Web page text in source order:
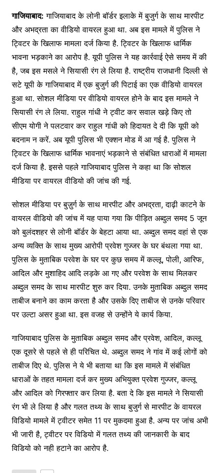
गाजियाबाद: गाजियाबाद के लोनी बॉर्डर इलाके में बुजुर्ग के साथ मारपीट
और अभद्रता का वीडियो वायरल हुआ था. अब इस मामले में पुलिस ने
ट्विटर के खिलाफ मामला दर्ज किया है. ट्विटर के खिलाफ धार्मिक
भावना भड़काने का आरोप है. यूपी पुलिस ने यह कार्रवाई ऐसे समय में की
है, जब इस मसले ने सियासी रंग ले लिया है. राष्ट्रीय राजधानी दिल्ली से
सटे यूपी के गाजियाबाद में एक बुजुर्ग की पिटाई का एक वीडियो वायरल
हुआ था. सोशल मीडिया पर वीडियो वायरल होने के बाद इस मामले ने
सियासी रंग ले लिया. राहुल गांधी ने ट्वीट कर सवाल खड़े किए तो
सीएम योगी ने पलटवार कर राहुल गांधी को हिदायत दे दी कि यूपी को
बदनाम न करें. अब यूपी पुलिस भी एक्शन मोड में आ गई है. पुलिस ने
ट्विटर के खिलाफ धार्मिक भावनाएं भड़काने से संबंधित धाराओं में मामला
दर्ज किया है. इससे पहले गाजियाबाद पुलिस ने कहा था कि सोशल
मीडिया पर वायरल वीडियो की जांच की गई.
सोशल मीडिया पर बुज़ुर्ग के साथ मारपीट और अभद्रता, दाढ़ी काटने के
वायरल वीडियो की जांच में यह पाया गया कि पीड़ित अब्दुल समद 5 जून
को बुलंदशहर से लोनी बॉर्डर के बेहटा आया था. अब्दुल समद वहां से एक
अन्य व्यक्ति के साथ मुख्य आरोपी प्रवेश गुज्जर के घर बंथला गया था.
पुलिस के मुताबिक परवेश के घर पर कुछ समय में कल्लू, पोली, आरिफ,
आदिल और मुशाहिद आदि लड़के आ गए और परवेश के साथ मिलकर
अब्दुल समद के साथ मारपीट शुरु कर दिया. उनके मुताबिक अब्दुल समद
ताबीज बनाने का काम करता है और उसके दिए ताबीज से उनके परिवार
पर उल्टा असर हुआ था. इस वजह से उन्होंने ये कार्य किया.
गाजियाबाद पुलिस के मुताबिक अब्दुल समद और प्रवेश, आदिल, कल्लू
एक दूसरे से पहले से ही परिचित थे. अब्दुल समद ने गांव में कई लोगों को
ताबीज दिए थे. पुलिस ने ये भी बताया था कि इस मामले में संबंधित
धाराओं के तहत मामला दर्ज कर मुख्य अभियुक्त प्रवेश गुज्जर, कल्लू
और आदिल को गिरफ्तार कर लिया है. बता दे कि इस मामले ने सियासी
रंग भी ले लिया है और गलत तथ्य के साथ बुजुर्ग से मारपीट के वायरल
विडियो मामले में ट्वीटर समेत 11 पर मुकदमा हुआ है. अन्य पर जांच अभी
भी जारी है, ट्वीटर पर विडियो में गलत तथ्य की जानकारी के बाद
विडियो को नही हटाने का आरोप है.